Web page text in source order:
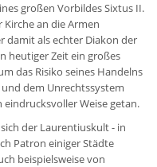
großen Vorbildes Sixtus II.
an die Armen
damit als echter Diakon der
heutiger Zeit ein großes
das Risiko seines Handelns
dem Unrechtssystem
Weise getan.
der Laurentiuskult - in
Patron einiger Städte
beispielsweise von